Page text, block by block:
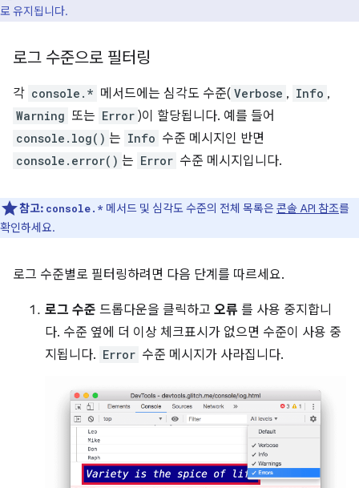
로 유지됩니다.
로그 수준으로 필터링
각 console.* 메서드에는 심각도 수준( Verbose , Info ,
Warning 또는 Error )이 할당됩니다. 예를 들어
console.log() 는 Info 수준 메시지인 반면
console.error() 는 Error 수준 메시지입니다.
참고: console.* 메서드 및 심각도 수준의 전체 목록은콘솔 API 참조를
확인하세요.
로그 수준별로 필터링하려면 다음 단계를 따르세요.
로그 수준 드롭다운을 클릭하고 오류 를 사용 중지합니
다. 수준 옆에 더 이상 체크표시가 없으면 수준이 사용 중
지됩니다. Error 수준 메시지가 사라집니다.